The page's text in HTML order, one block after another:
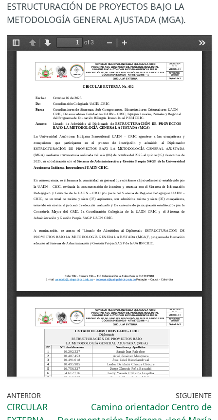
ESTRUCTURACIÓN DE PROYECTOS BAJO LA
METODOLOGÍA GENERAL AJUSTADA (MGA).
ANTERIOR
CIRCULAR
SIGUIENTE
Camino orientador Centro de